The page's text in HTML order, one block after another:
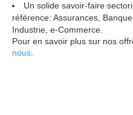
Un solide savoir-faire
référence: Assurances,
Industrie, e-Commerce.
Pour en savoir plus sur nos
nous.